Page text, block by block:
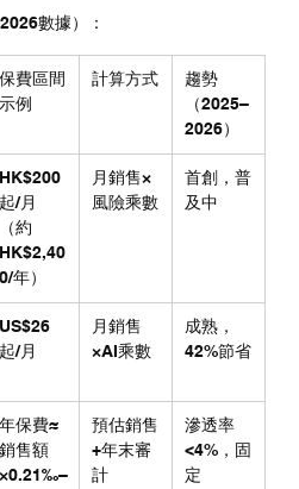
數據）：
保費區間
示例
計算方式
趨勢
（2025–
2026）
HK$200
起/月
（約
HK$2,40
0/年）
月銷售×
風險乘數
首創，普
及中
US$26
起/月
月銷售
×AI乘數
成熟，
42%節省
年保費≈
銷售額
×0.21‰–
預估銷售
+年末審
計
滲透率
<4%，固
定